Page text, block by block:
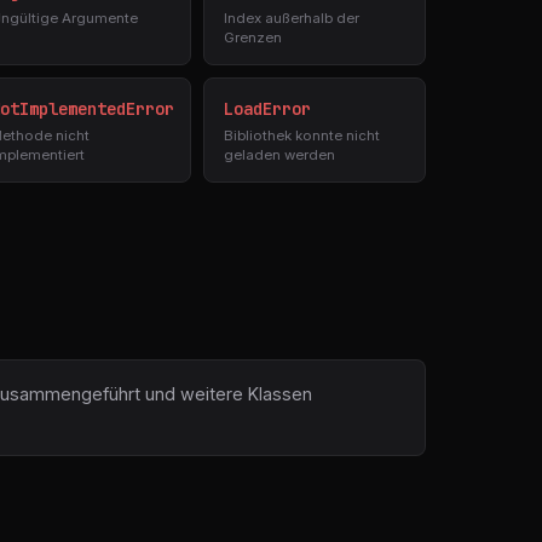
Argumente
Index außerhalb der
Grenzen
nicht
LoadError
Bibliothek konnte nicht
geladen werden
und weitere Klassen